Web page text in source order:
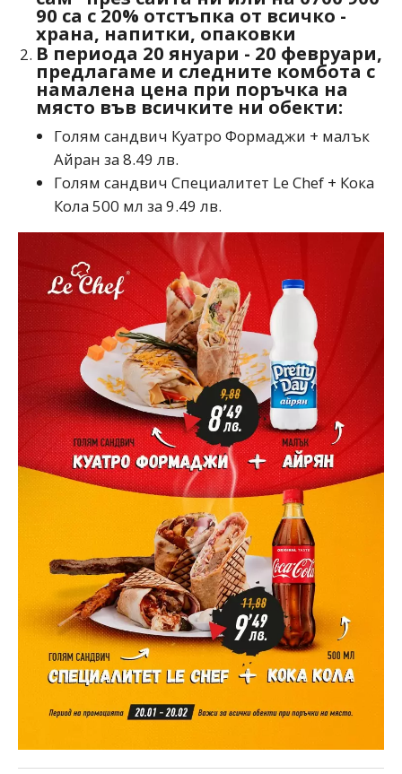
90 са с 20% отстъпка от всичко -
храна, напитки, опаковки
В периода 20 януари - 20 февруари,
предлагаме и следните комбота с
намалена цена при поръчка на
място във всичките ни обекти:
Голям сандвич Куатро Формаджи + малък
Айран за 8.49 лв.
Голям сандвич Специалитет Le Chef + Кока
Кола 500 мл за 9.49 лв.